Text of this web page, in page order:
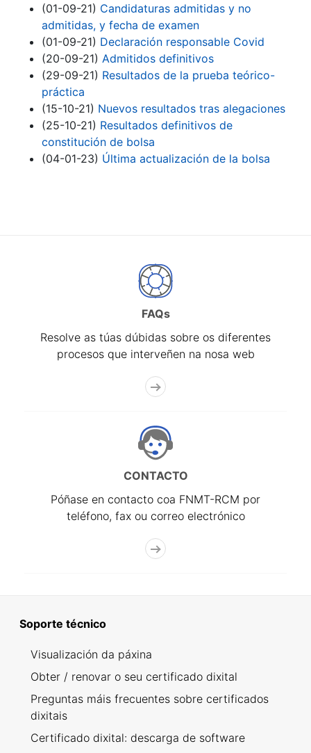
(01-09-21) Candidaturas admitidas y no
admitidas, y fecha de examen
(01-09-21) Declaración responsable Covid
(20-09-21) Admitidos definitivos
(29-09-21) Resultados de la prueba teórico-
práctica
(15-10-21) Nuevos resultados tras alegaciones
(25-10-21) Resultados definitivos de
constitución de bolsa
(04-01-23) Última actualización de la bolsa
FAQs
Resolve as túas dúbidas sobre os diferentes
procesos que interveñen na nosa web
CONTACTO
Póñase en contacto coa FNMT-RCM por
teléfono, fax ou correo electrónico
Soporte técnico
Visualización da páxina
Obter / renovar o seu certificado dixital
Preguntas máis frecuentes sobre certificados
dixitais
Certificado dixital: descarga de software